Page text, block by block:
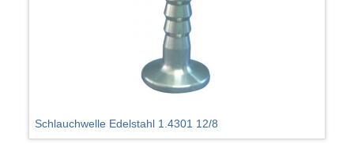
Schlauchwelle Edelstahl 1.4301 12/8